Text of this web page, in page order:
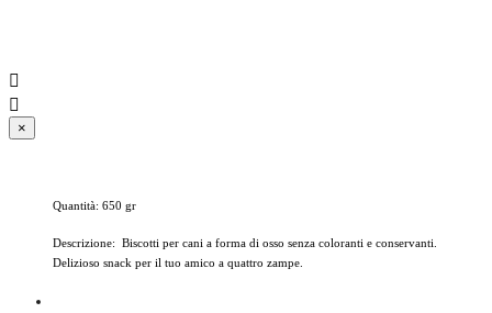


×
Quantità: 650 gr
Descrizione: Biscotti per cani a forma di osso senza coloranti e conservanti.
Delizioso snack per il tuo amico a quattro zampe.